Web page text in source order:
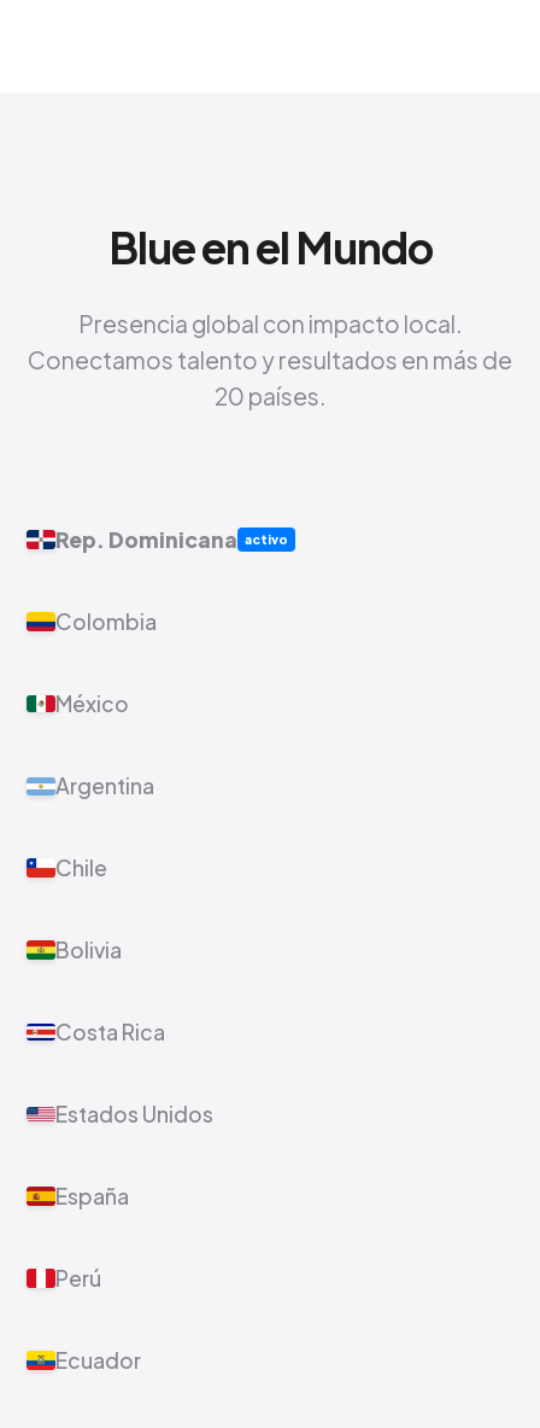
Blue en el Mundo
Presencia global con impacto local.
Conectamos talento y resultados en más de
20 países.
Rep. Dominicana activo
Colombia
México
Argentina
Chile
Bolivia
Costa Rica
Estados Unidos
España
Perú
Ecuador